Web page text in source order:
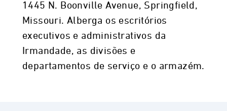
1445 N. Boonville Avenue, Springfield,
Missouri. Alberga os escritórios
executivos e administrativos da
Irmandade, as divisões e
departamentos de serviço e o armazém.